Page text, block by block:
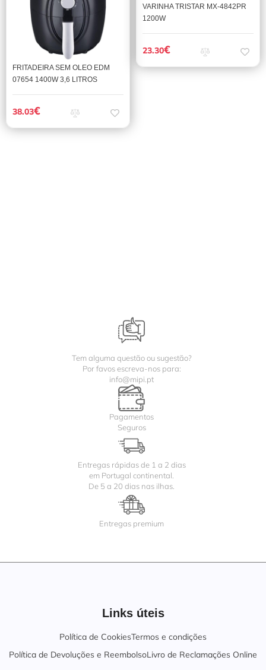
FRITADEIRA SEM OLEO EDM
07654 1400W 3,6 LITROS
38.03€
VARINHA TRISTAR MX-4842PR
1200W
23.30€
Tem alguma questão ou sugestão?
Por favos escreva-nos para:
info@mipi.pt
Pagamentos
Seguros
Entregas rápidas de 1 a 2 dias
em Portugal continental.
De 5 a 20 dias nas ilhas.
Entregas premium
Links úteis
Política de CookiesTermos e condições
Política de Devoluções e ReembolsoLivro de Reclamações Online